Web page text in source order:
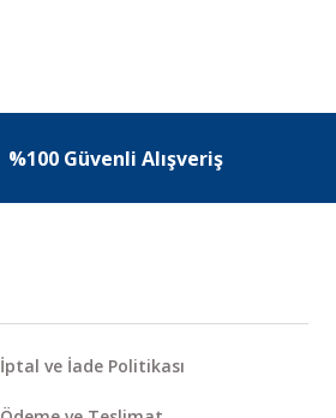
%100 Güvenli Alışveriş
İptal ve İade Politikası